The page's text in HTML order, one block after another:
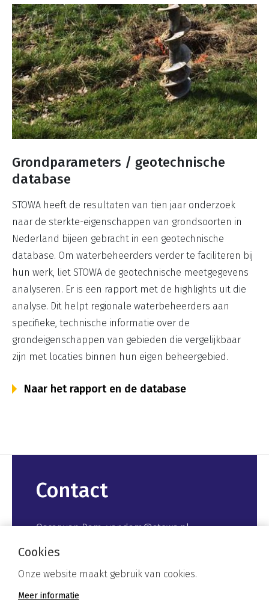
Grondparameters / geotechnische
database
STOWA heeft de resultaten van tien jaar onderzoek
naar de sterkte-eigenschappen van grondsoorten in
Nederland bijeen gebracht in een geotechnische
database. Om waterbeheerders verder te faciliteren bij
hun werk, liet STOWA de geotechnische meetgegevens
analyseren. Er is een rapport met de highlights uit die
analyse. Dit helpt regionale waterbeheerders aan
specifieke, technische informatie over de
grondeigenschappen van gebieden die vergelijkbaar
zijn met locaties binnen hun eigen beheergebied.
Naar het rapport en de database
Contact
Oscar van Dam, vandam@stowa.nl
Cookies
Onze website maakt gebruik van cookies.
Meer informatie